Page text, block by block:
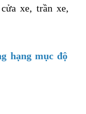
xe, trần xe,
hạng mục độ